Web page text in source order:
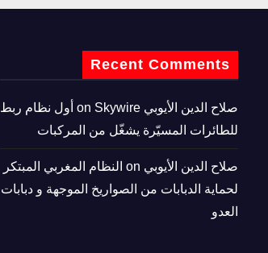
Recent Comments
صلاح الدين الأيوبي
Skywire أول نظام ربط
للطائرات المسيّرة يشغّل من المركبات
صلاح الدين الأيوبي
النظام المغربي المبتكر
لحماية الدبابات من الصواريخ الموجهة و دبابات
العدو